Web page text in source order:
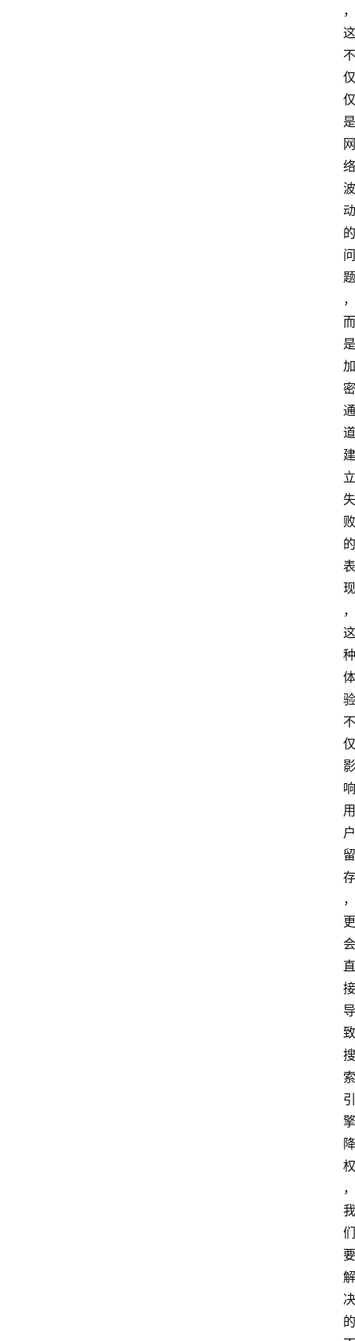
，
这
不
仅
仅
是
网
络
波
动
的
问
题
，
而
是
加
密
通
道
建
立
失
败
的
表
现
，
这
种
体
验
不
仅
影
响
用
户
留
存
，
更
会
直
接
导
致
搜
索
引
擎
降
权
，
我
们
要
解
决
的